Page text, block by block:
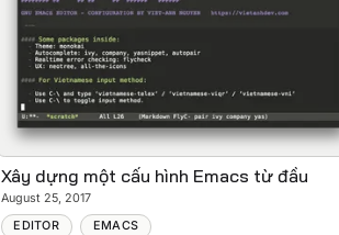
Xây dựng một cấu hình Emacs từ đầu
August 25, 2017
EDITOR
EMACS